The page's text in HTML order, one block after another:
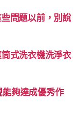
問題以前，別說
式洗衣機洗淨衣
夠達成優秀作